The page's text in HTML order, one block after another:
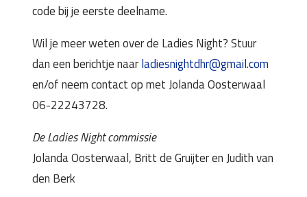
code bij je eerste deelname.
Wil je meer weten over de Ladies Night? Stuur
dan een berichtje naarladiesnightdhr@gmail.com
en/of neem contact op met Jolanda Oosterwaal
06-22243728.
De Ladies Night commissie
Jolanda Oosterwaal, Britt de Gruijter en Judith van
den Berk